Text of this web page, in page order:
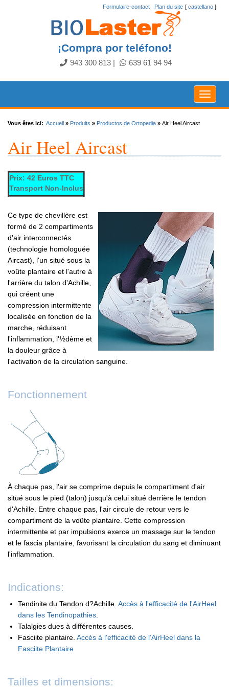
[ castellano ]
Formulaire-contact Plan du site
¡Compra por teléfono!
943 300 813 639 61 94 94
Toggle
Vous êtes ici: Accueil » Produits » Productos de Ortopedia » Air Heel Aircast
Air Heel Aircast
Prix: 42 Euros TTC
Transport Non-Inclus
Ce type de chevillère est
formé de 2 compartiments
d'air interconnectés
(technologie homologuée
Aircast), l'un situé sous la
voûte plantaire et l'autre à
l'arrière du talon d'Achille,
qui créent une
compression intermittente
localisée en fonction de la
marche, réduisant
l'inflammation, l'½dème et
la douleur grâce à
l'activation de la circulation sanguine.
Fonctionnement
À chaque pas, l'air se comprime depuis le compartiment d'air
situé sous le pied (talon) jusqu'à celui situé derrière le tendon
d'Achille. Entre chaque pas, l'air circule de retour vers le
compartiment de la voûte plantaire. Cette compression
intermittente et par impulsions exerce un massage sur le tendon
et le fascia plantaire, favorisant la circulation du sang et diminuant
l'inflammation.
Indications:
Tendinite du Tendon d?Achille. Accès à l'efficacité de l'AirHeel
dans les Tendinopathies
Talalgies dues à différentes causes.
Fasciite plantaire. Accès à l'efficacité de l'AirHeel dans la
Fasciite Plantaire
Tailles et dimensions: